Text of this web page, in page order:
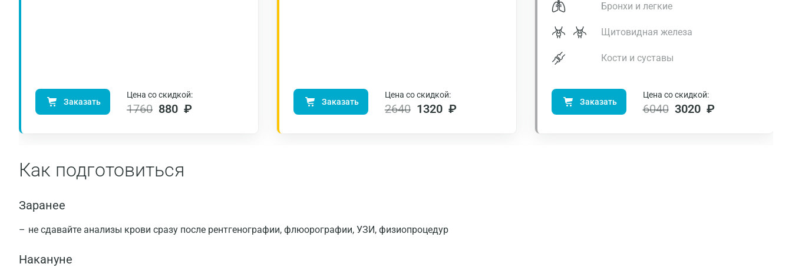
Заказать
Цена со скидкой:
1760 880 ₽ Заказать
Цена со скидкой:
2640 1320 ₽
Бронхи и легкие
Щитовидная железа
Кости и суставы
Заказать
Цена со скидкой:
6040 3020 ₽
Как подготовиться
Заранее
не сдавайте анализы крови сразу после рентгенографии, флюорографии, УЗИ, физиопроцедур
Накануне
Брянск